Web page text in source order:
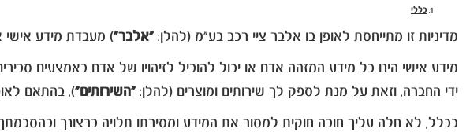
כללי
מדיניות זו מתייחסת לאופן בו אלבר ציי רכב בע"מ (להלן: "אלבר") מעבדת מידע אישי
מידע אישי הינו כל מידע המזהה אדם או יכול להוביל לזיהויו של אדם באמצעים
ידי החברה, וזאת על מנת לספק לך שירותים ומוצרים (להלן: "השירותים"), בהתאם
ככלל, לא חלה עליך חובה חוקית למסור את המידע ומסירתו תלויה ברצונך